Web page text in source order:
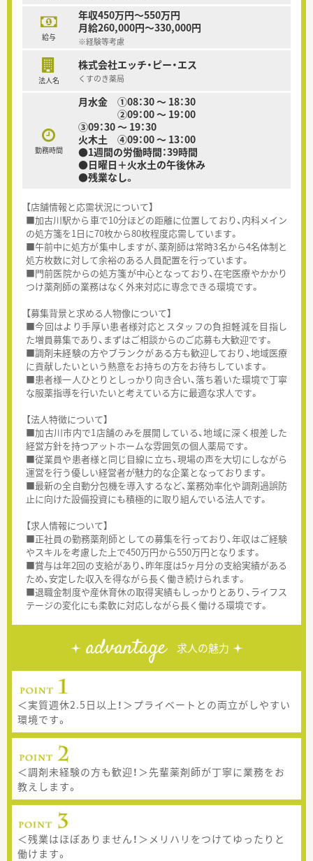
給与
年収450万円～550万円
月給260,000円～330,000円
※経験等考慮
法人名
株式会社エッチ・ピー・エス
くすのき薬局
勤務時間
月水金 ①08：30 ～ 18：30
②09：00 ～ 19：00
③09：30 ～ 19：30
火木土 ④09：00 ～ 13：00
●1週間の労働時間：39時間
●日曜日＋火水土の午後休み
●残業なし。
【店舗情報と応需状況について】
■加古川駅から車で10分ほどの距離に位置しており、内科メイン
の処方箋を1日に70枚から80枚程度応需しています。
■午前中に処方が集中しますが、薬剤師は常時3名から4名体制と
処方枚数に対して余裕のある人員配置を行っています。
■門前医院からの処方箋が中心となっており、在宅医療やかかり
つけ薬剤師の業務はなく外来対応に専念できる環境です。
【募集背景と求める人物像について】
■今回はより手厚い患者様対応とスタッフの負担軽減を目指し
た増員募集であり、まずはご相談からのご応募も大歓迎です。
■調剤未経験の方やブランクがある方も歓迎しており、地域医療
に貢献したいという熱意をお持ちの方をお待ちしています。
■患者様一人ひとりとしっかり向き合い、落ち着いた環境で丁寧
な服薬指導を行いたいと考えている方に最適な求人です。
【法人特徴について】
■加古川市内で1店舗のみを展開している、地域に深く根差した
経営方針を持つアットホームな雰囲気の個人薬局です。
■従業員や患者様と同じ目線に立ち、現場の声を大切にしながら
運営を行う優しい経営者が魅力的な企業となっております。
■最新の全自動分包機を導入するなど、業務効率化や調剤過誤防
止に向けた設備投資にも積極的に取り組んでいる法人です。
【求人情報について】
■正社員の勤務薬剤師としての募集を行っており、年収はご経験
やスキルを考慮した上で450万円から550万円となります。
■賞与は年2回の支給があり、昨年度は5ヶ月分の支給実績がある
ため、安定した収入を得ながら長く働き続けられます。
■退職金制度や産休育休の取得実績もしっかりとあり、ライフス
テージの変化にも柔軟に対応しながら長く働ける環境です。
advantage 求人の魅力
＜実質週休2.5日以上！＞プライベートとの両立がしやすい
環境です。
＜調剤未経験の方も歓迎！＞先輩薬剤師が丁寧に業務をお
教えします。
＜残業はほぼありません！＞メリハリをつけてゆったりと
働けます。